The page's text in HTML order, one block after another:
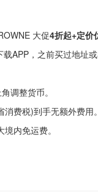
大促4折起+定价
调整货币。
费税)到手无额外费用。
内免运费。